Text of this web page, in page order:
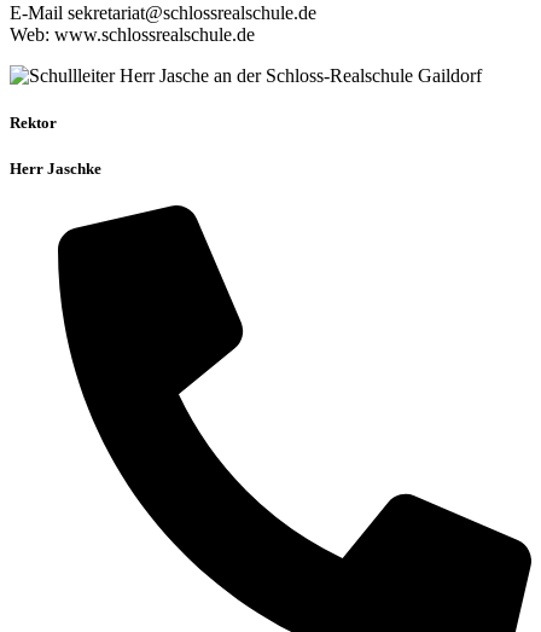
E-Mail sekretariat@schlossrealschule.de
Web: www.schlossrealschule.de
Rektor
Herr Jaschke